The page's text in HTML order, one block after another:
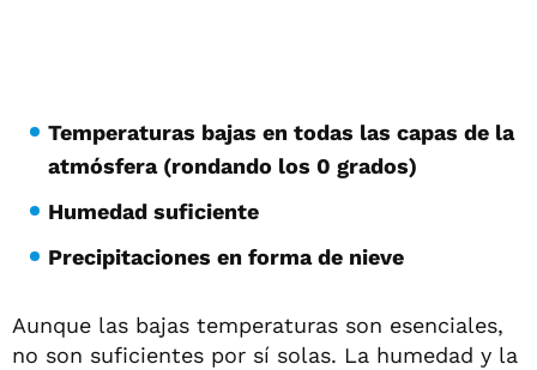
Temperaturas bajas en todas las capas de la
atmósfera (rondando los 0 grados)
Humedad suficiente
Precipitaciones en forma de nieve
Aunque las bajas temperaturas son esenciales,
no son suficientes por sí solas. La humedad y la